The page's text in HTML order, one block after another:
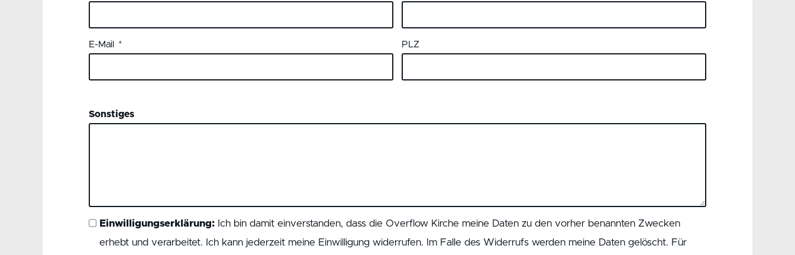
E-Mail PLZ
Sonstiges
Einwilligungserklärung: Ich bin damit einverstanden, dass die Overflow Kirche meine Daten zu den vorher benannten Zwecken
erhebt und verarbeitet. Ich kann jederzeit meine Einwilligung widerrufen. Im Falle des Widerrufs werden meine Daten gelöscht. Für